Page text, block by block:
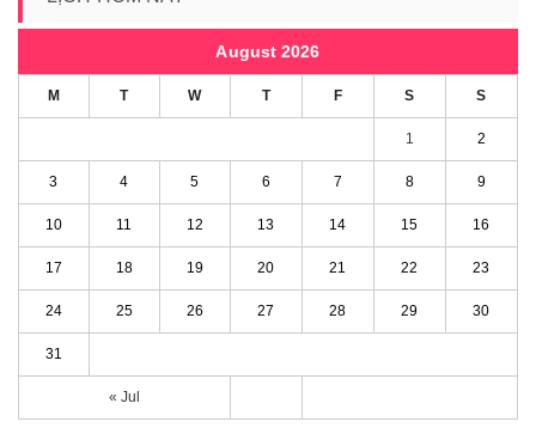
August 2026
M T W T F S S
« Jul
1 2
3 4 5 6 7 8 9
10 11 12 13 14 15 16
17 18 19 20 21 22 23
24 25 26 27 28 29 30
31